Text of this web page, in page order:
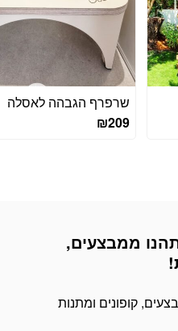
שרפרף הגבהה לאסלה
₪209
ממבצעים,
קופונים ומתנות